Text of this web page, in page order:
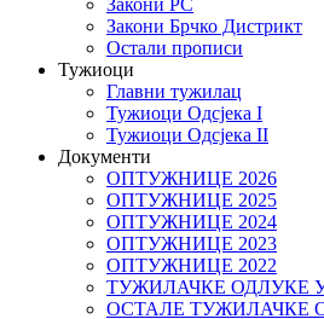
Закони РС
Закони Брчко Дистрикт
Остали прописи
Тужиоци
Главни тужилац
Тужиоци Oдсјекa I
Тужиоци Oдсјекa II
Документи
ОПТУЖНИЦЕ 2026
ОПТУЖНИЦЕ 2025
ОПТУЖНИЦЕ 2024
ОПТУЖНИЦЕ 2023
ОПТУЖНИЦЕ 2022
ТУЖИЛАЧКЕ ОДЛУКЕ
ОСТАЛЕ ТУЖИЛАЧКЕ